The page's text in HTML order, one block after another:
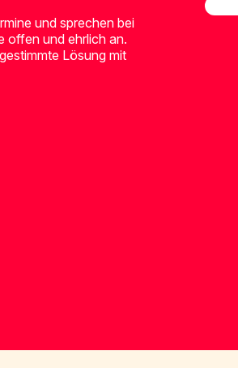
und sprechen bei
offen und ehrlich an.
Lösung mit